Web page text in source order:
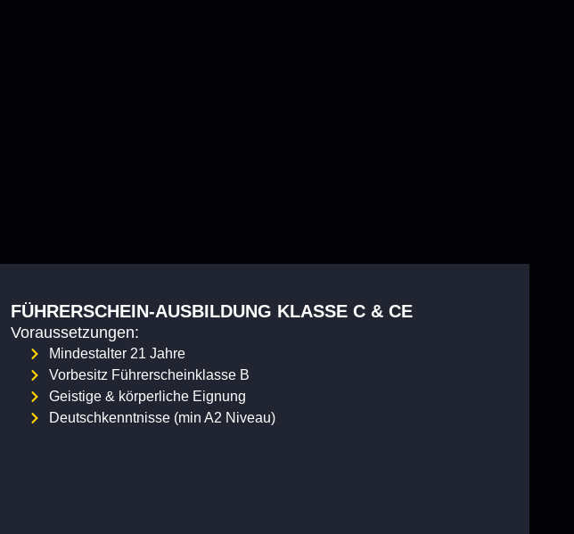
FÜHRERSCHEIN-AUSBILDUNG KLASSE C & CE
Voraussetzungen:
Mindestalter 21 Jahre
Vorbesitz Führerscheinklasse B
Geistige & körperliche Eignung
Deutschkenntnisse (min A2 Niveau)